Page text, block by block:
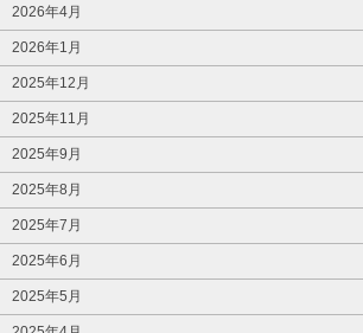
2026年4月
2026年1月
2025年12月
2025年11月
2025年9月
2025年8月
2025年7月
2025年6月
2025年5月